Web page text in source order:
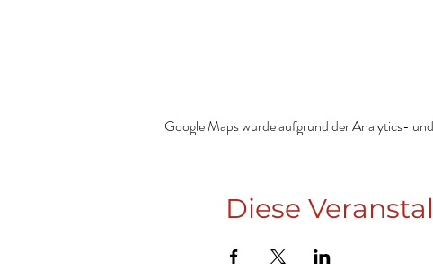
Google Maps wurde aufgrund der Analytics-
Diese